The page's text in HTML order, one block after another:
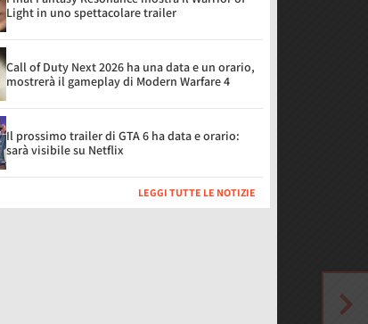
Light in uno spettacolare trailer
Call of Duty Next 2026 ha una data e un orario,
mostrerà il gameplay di Modern Warfare 4
Il prossimo trailer di GTA 6 ha data e orario:
sarà visibile su Netflix
LEGGI TUTTE LE NOTIZIE